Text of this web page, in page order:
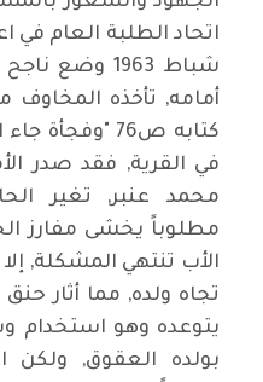
شباط 1963
أمامه, تأخذه المخاوف
كتابه ص76
في القرية, فقد صدر
محمد عنبر, تغير
مطلوباً يخشى مفارز
الأب تنتهي المشكلة,
تجاه ولده, مما أثار
يتوعده وهو استخدام
بولده العقوق, ولكن